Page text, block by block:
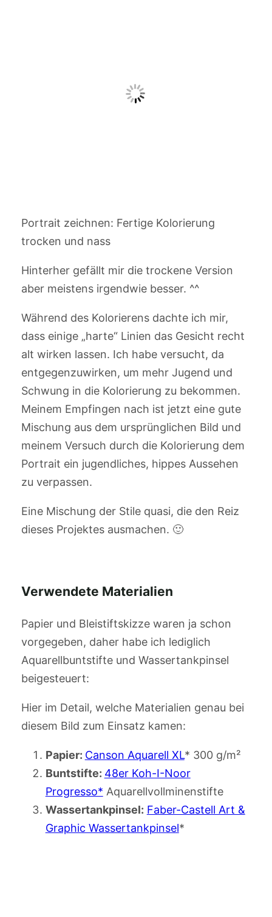
Portrait zeichnen: Fertige Kolorierung
trocken und nass
Hinterher gefällt mir die trockene Version
aber meistens irgendwie besser. ^^
Während des Kolorierens dachte ich mir,
dass einige „harte“ Linien das Gesicht recht
alt wirken lassen. Ich habe versucht, da
entgegenzuwirken, um mehr Jugend und
Schwung in die Kolorierung zu bekommen.
Meinem Empfingen nach ist jetzt eine gute
Mischung aus dem ursprünglichen Bild und
meinem Versuch durch die Kolorierung dem
Portrait ein jugendliches, hippes Aussehen
zu verpassen.
Eine Mischung der Stile quasi, die den Reiz
dieses Projektes ausmachen. 🙂
Verwendete Materialien
Papier und Bleistiftskizze waren ja schon
vorgegeben, daher habe ich lediglich
Aquarellbuntstifte und Wassertankpinsel
beigesteuert:
Hier im Detail, welche Materialien genau bei
diesem Bild zum Einsatz kamen:
Papier: Canson Aquarell XL* 300 g/m²
Buntstifte: 48er Koh-I-Noor
Progresso* Aquarellvollminenstifte
Wassertankpinsel: Faber-Castell Art &
Graphic Wassertankpinsel*